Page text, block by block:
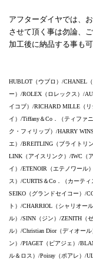
アフターダイヤでは、
させて頂く事は勿論、
加工後に納品する事も
HUBLOT（ウブロ）/CHANEL
ー）/ROLEX（ロレックス）/
イコブ）/RICHARD MILLE（
イ）/Tiffany＆Co．（ティファ
ク・フィリップ）/HARRY
エ）/BREITLING（ブライトリ
LINK（アイスリンク）/IWC（
イ）/ETENOIR（エテノワール
ス）/CURTIS＆Co．（カーテ
SEIKO（グランドセイコー）/
ト）/CHARRIOL（シャリオー
ル）/SINN（ジン）/ZENITH（
ル）/Christian Dior（ディオー
ン）/PIAGET（ピアジェ）/
ル＆ロス）/Poiray（ポアレ）/